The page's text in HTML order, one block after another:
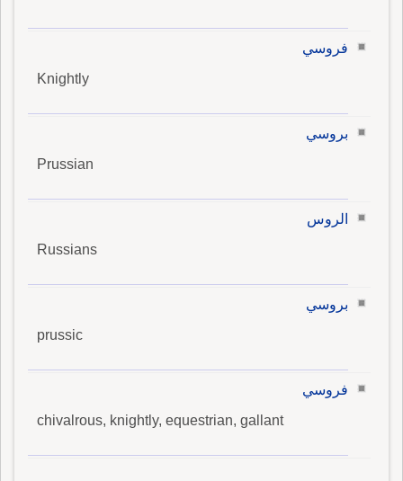
فروسي
Knightly
بروسي
Prussian
الروس
Russians
بروسي
prussic
فروسي
chivalrous, knightly, equestrian, gallant